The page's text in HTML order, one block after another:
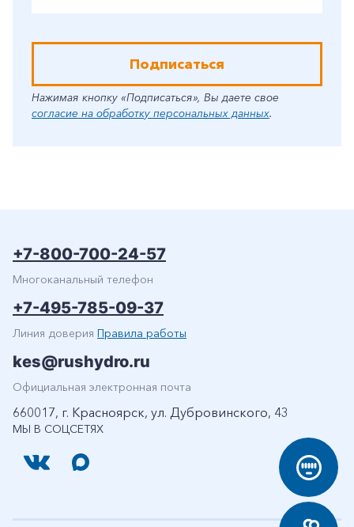
Подписаться
Нажимая кнопку «Подписаться», Вы даете свое
согласие на обработку персональных данных.
МЫ В СОЦСЕТЯХ
+7-800-700-24-57
Многоканальный телефон
+7-495-785-09-37
Линия доверия Правила работы
kes@rushydro.ru
Официальная электронная почта
660017, г. Красноярск, ул. Дубровинского, 43